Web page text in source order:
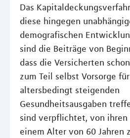
Das
diese hingegen
demografischen
sind die Beiträge von
dass die Versicherten
zum Teil selbst Vorsorge
altersbedingt steigenden
Gesundheitsausgaben
sind verpflichtet, von ihren
einem Alter von 60 Jahren